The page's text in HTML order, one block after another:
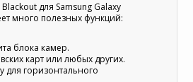
для Samsung Galaxy
много полезных функций:
блока камер.
карт или любых других.
для горизонтального